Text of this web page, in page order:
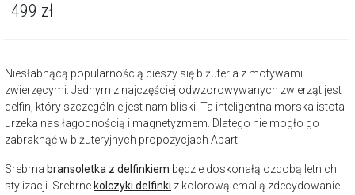
499 zł
Niesłabnącą popularnością cieszy się biżuteria z motywami
zwierzęcymi. Jednym z najczęściej odwzorowywanych zwierząt jest
delfin, który szczególnie jest nam bliski. Ta inteligentna morska istota
urzeka nas łagodnością i magnetyzmem. Dlatego nie mogło go
zabraknąć w biżuteryjnych propozycjach Apart.
Srebrna bransoletka z delfinkiem będzie doskonałą ozdobą letnich
stylizacji. Srebrne kolczyki delfinki z kolorową emalią zdecydowanie